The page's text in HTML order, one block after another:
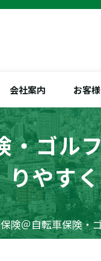
会社案内 お客
ゴル
りやす
険＠自転車保険・